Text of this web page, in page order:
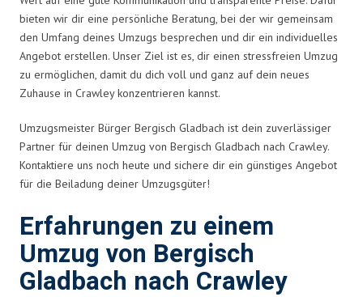
bieten wir dir eine persönliche Beratung, bei der wir gemeinsam
den Umfang deines Umzugs besprechen und dir ein individuelles
Angebot erstellen. Unser Ziel ist es, dir einen stressfreien Umzug
zu ermöglichen, damit du dich voll und ganz auf dein neues
Zuhause in Crawley konzentrieren kannst.
Umzugsmeister Bürger Bergisch Gladbach ist dein zuverlässiger
Partner für deinen Umzug von Bergisch Gladbach nach Crawley.
Kontaktiere uns noch heute und sichere dir ein günstiges Angebot
für die Beiladung deiner Umzugsgüter!
Erfahrungen zu einem
Umzug von Bergisch
Gladbach nach Crawley